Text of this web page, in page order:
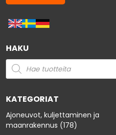
HAKU
KATEGORIAT
Ajoneuvot, kuljettaminen ja
maanrakennus (178)